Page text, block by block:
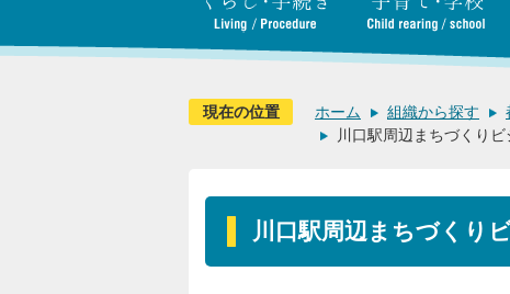
現在の位置 ホーム 組織から探す
川口駅周辺まちづくり
川口駅周辺まちづくり